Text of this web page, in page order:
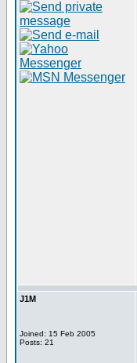
J1M
Joined: 15 Feb 2005
Posts: 21